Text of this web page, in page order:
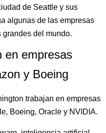
de Seattle y sus
algunas de las empresas
del mundo.
en empresas
y Boeing
trabajan en empresas
Boeing, Oracle y NVIDIA.